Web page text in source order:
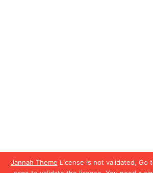
Jannah Theme License is not validated, Go